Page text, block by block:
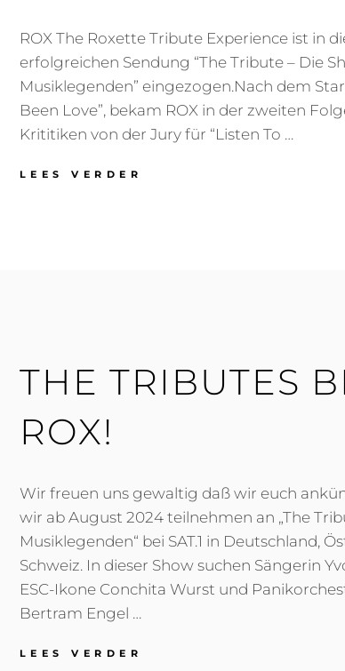
ROX The Roxette Tribute Experience ist in
erfolgreichen Sendung “The Tribute – Die
Musiklegenden” eingezogen.Nach dem
Been Love”, bekam ROX in der zweiten
Krititiken von der Jury für “Listen To …
LEES VERDER
THE TRIBUTES
ROX!
Wir freuen uns gewaltig daß wir euch
wir ab August 2024 teilnehmen an „The
Musiklegenden“ bei SAT.1 in Deutschland,
Schweiz. In dieser Show suchen Sängerin
ESC-Ikone Conchita Wurst und
Bertram Engel …
LEES VERDER